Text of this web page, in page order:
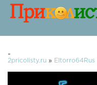
-
2pricolisty.ru » Eltorro64Rus